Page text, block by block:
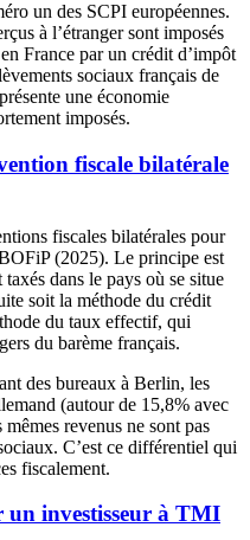
un des SCPI européennes.
à l’étranger sont imposés
France par un crédit d’impôt
sociaux français de
une économie
imposés.
fiscale bilatérale
fiscales bilatérales pour
(2025). Le principe est
dans le pays où se situe
soit la méthode du crédit
du taux effectif, qui
du barème français.
des bureaux à Berlin, les
(autour de 15,8% avec
revenus ne sont pas
C’est ce différentiel qui
fiscalement.
un investisseur à TMI